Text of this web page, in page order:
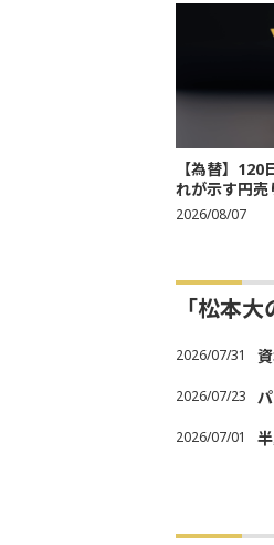
【為替】
れが示す円売
2026/08/07
「松本
2026/07/31
2026/07/23
2026/07/01